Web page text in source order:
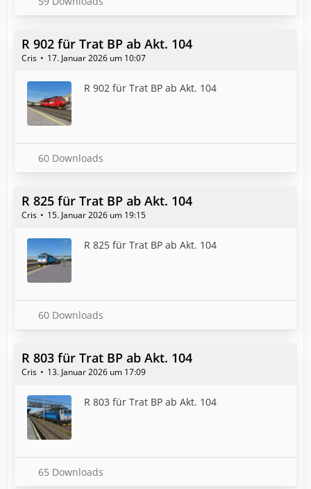
R 902 für Trat BP ab Akt. 104
Cris 17. Januar 2026 um 10:07
R 902 für Trat BP ab Akt. 104
60 Downloads
R 825 für Trat BP ab Akt. 104
Cris 15. Januar 2026 um 19:15
R 825 für Trat BP ab Akt. 104
60 Downloads
R 803 für Trat BP ab Akt. 104
Cris 13. Januar 2026 um 17:09
R 803 für Trat BP ab Akt. 104
65 Downloads